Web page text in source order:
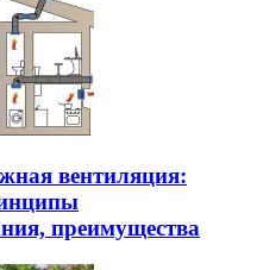
вентиляция:
преимущества